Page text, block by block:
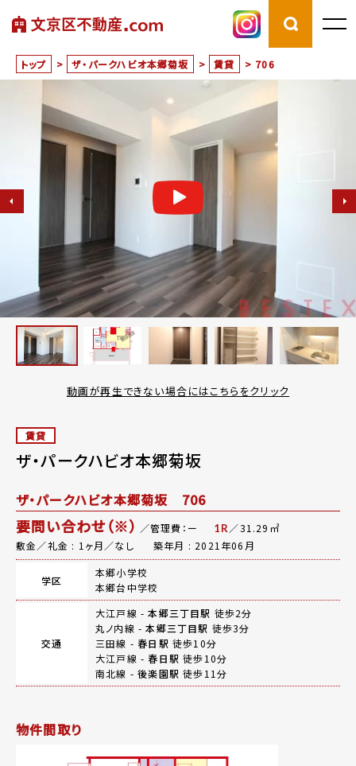
トップ > ザ・パークハビオ本郷菊坂 > 賃貸 > 706
動画が再生できない場合にはこちらをクリック
賃貸
ザ・パークハビオ本郷菊坂
ザ・パークハビオ本郷菊坂 706
要問い合わせ（※） ／管理費：ー 1R／31.29㎡
敷金／礼金 : 1ヶ月／なし
築年月 : 2021年06月
学区
本郷小学校
本郷台中学校
交通
大江戸線 -本郷三丁目駅 徒歩2分
丸ノ内線 -本郷三丁目駅 徒歩3分
三田線 - 春日駅 徒歩10分
大江戸線 - 春日駅 徒歩10分
南北線 -後楽園駅 徒歩11分
物件間取り